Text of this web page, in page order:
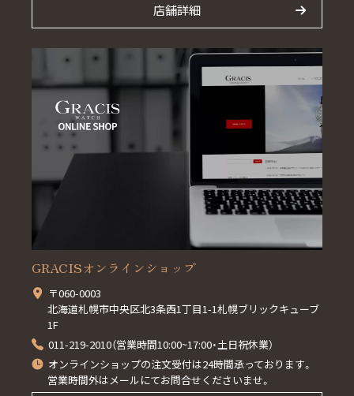
店舗詳細
GRACISオンラインショップ
〒060-0003
北海道札幌市中央区北3条西1丁目1-1札幌ブリックキューブ
1F
011-219-2010（営業時間10:00~17:00・土日祝休業）
オンラインショップの注文受付は24時間承っております。
営業時間外はメールにてお問合せくださいませ。